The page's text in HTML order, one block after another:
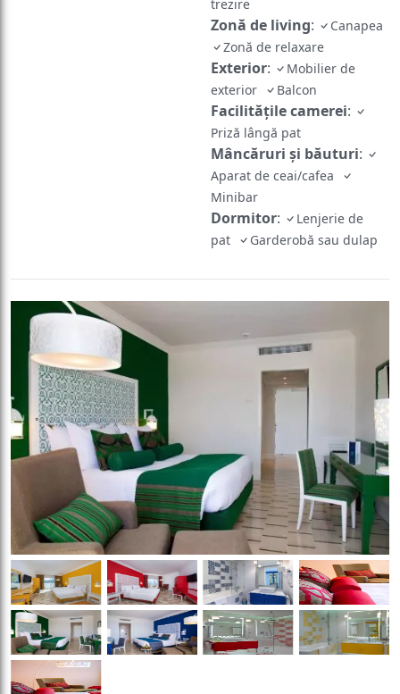
trezire
Zonă de living:
Canapea
Zonă de relaxare
Exterior:
Mobilier de
exterior
Balcon
Facilităţile camerei:
Priză lângă pat
Mâncăruri și băuturi:
Aparat de ceai/cafea
Minibar
Dormitor:
Lenjerie de
pat
Garderobă sau dulap